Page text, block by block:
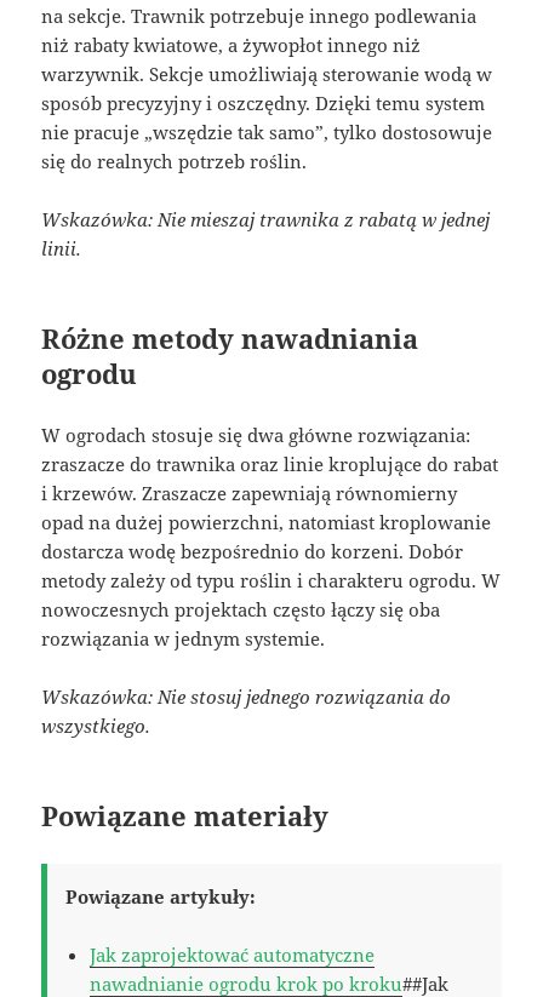
na sekcje. Trawnik potrzebuje innego podlewania
niż rabaty kwiatowe, a żywopłot innego niż
warzywnik. Sekcje umożliwiają sterowanie wodą w
sposób precyzyjny i oszczędny. Dzięki temu system
nie pracuje „wszędzie tak samo”, tylko dostosowuje
się do realnych potrzeb roślin.
Wskazówka: Nie mieszaj trawnika z rabatą w jednej
linii.
Różne metody nawadniania
ogrodu
W ogrodach stosuje się dwa główne rozwiązania:
zraszacze do trawnika oraz linie kroplujące do rabat
i krzewów. Zraszacze zapewniają równomierny
opad na dużej powierzchni, natomiast kroplowanie
dostarcza wodę bezpośrednio do korzeni. Dobór
metody zależy od typu roślin i charakteru ogrodu. W
nowoczesnych projektach często łączy się oba
rozwiązania w jednym systemie.
Wskazówka: Nie stosuj jednego rozwiązania do
wszystkiego.
Powiązane materiały
Powiązane artykuły:
Jak zaprojektować automatyczne
nawadnianie ogrodu krok po kroku##Jak